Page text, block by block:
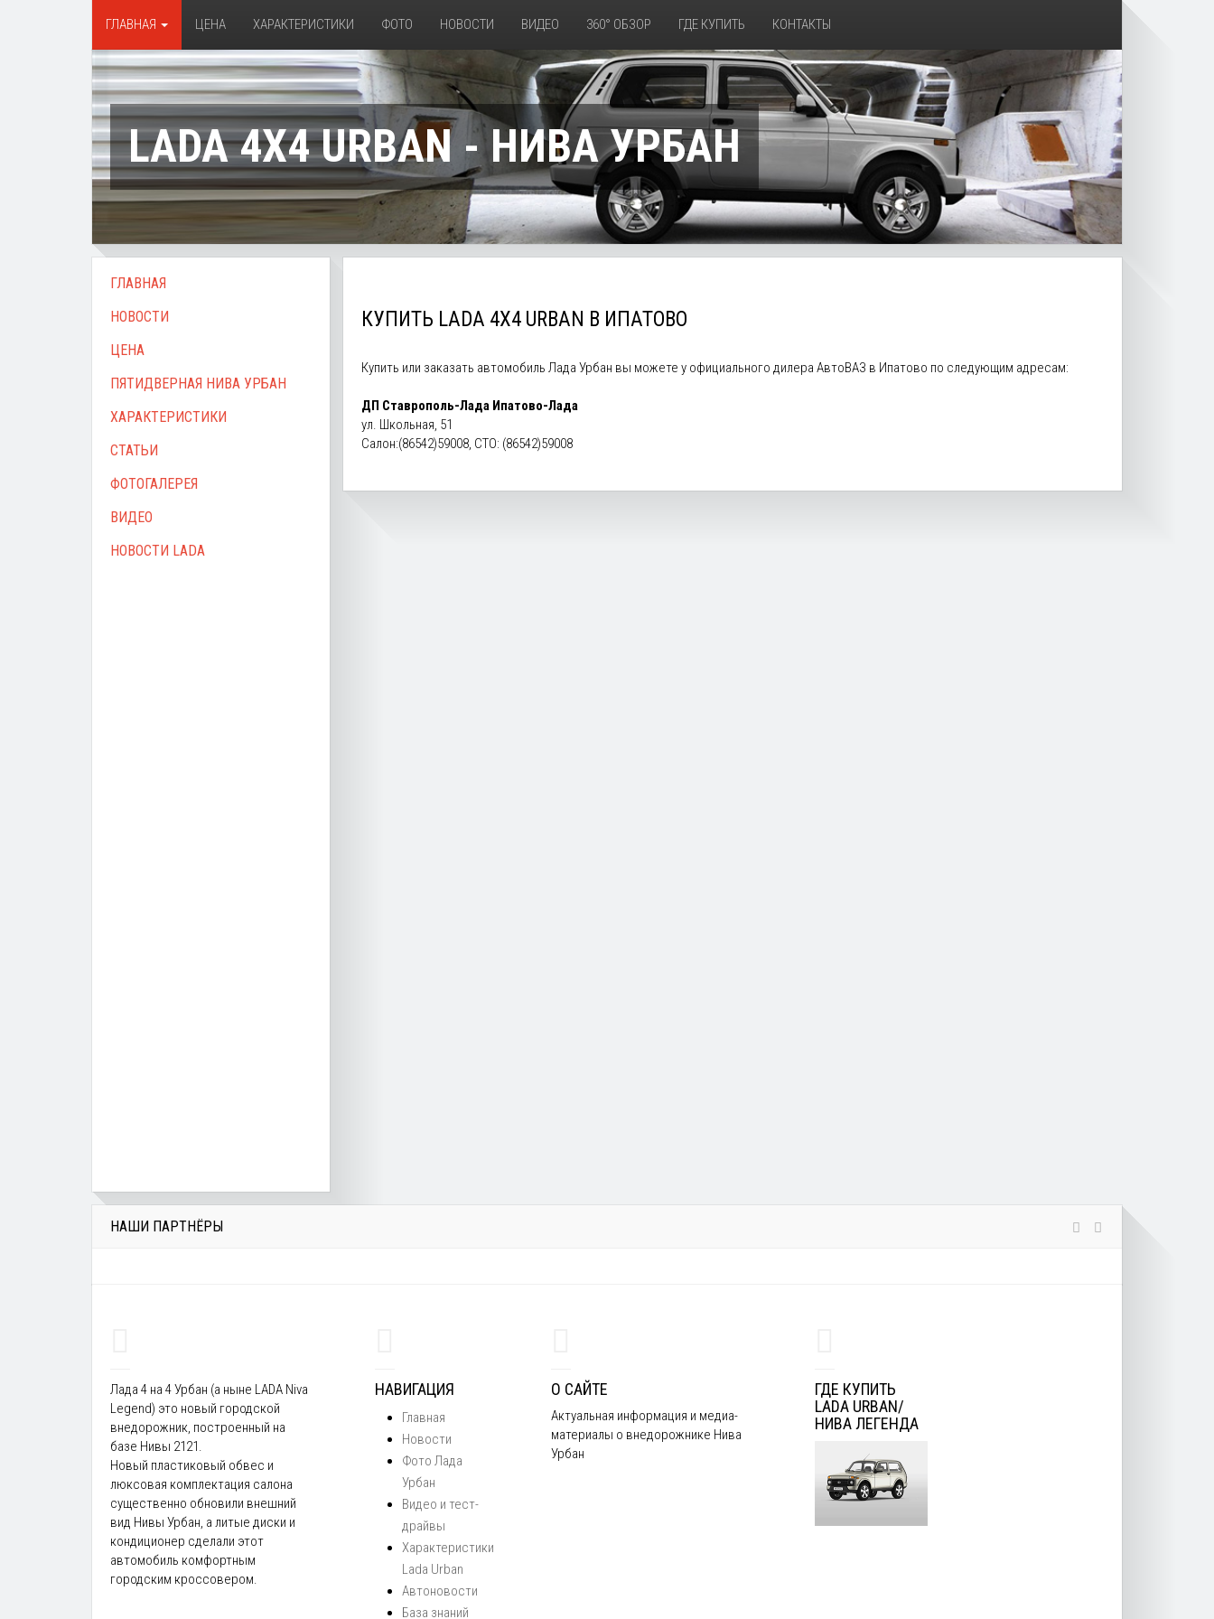
ГЛАВНАЯ ЦЕНА ХАРАКТЕРИСТИКИ ФОТО НОВОСТИ ВИДЕО 360° ОБЗОР ГДЕ КУПИТЬ КОНТАКТЫ
LADA 4X4 URBAN - НИВА УРБАН
ГЛАВНАЯ
НОВОСТИ
ЦЕНА
ПЯТИДВЕРНАЯ НИВА УРБАН
ХАРАКТЕРИСТИКИ
СТАТЬИ
ФОТОГАЛЕРЕЯ
ВИДЕО
НОВОСТИ LADA
КУПИТЬ LADA 4X4 URBAN В ИПАТОВО
Купить или заказать автомобиль Лада Урбан вы можете у официального дилера АвтоВАЗ в Ипатово по следующим адресам:
ДП Ставрополь-Лада Ипатово-Лада
ул. Школьная, 51
Салон:(86542)59008, СТО: (86542)59008
НАШИ ПАРТНЁРЫ
Лада 4 на 4 Урбан (а ныне LADA Niva
Legend) это новый городской
внедорожник, построенный на
базе Нивы 2121.
Новый пластиковый обвес и
люксовая комплектация салона
существенно обновили внешний
вид Нивы Урбан, а литые диски и
кондиционер сделали этот
автомобиль комфортным
городским кроссовером.
НАВИГАЦИЯ
Главная
Новости
Фото Лада
Урбан
Видео и тест-
драйвы
Характеристики
Lada Urban
Автоновости
База знаний
О САЙТЕ
Актуальная информация и медиа-
материалы о внедорожнике Нива
Урбан
ГДЕ КУПИТЬ
LADA URBAN/
НИВА ЛЕГЕНДА